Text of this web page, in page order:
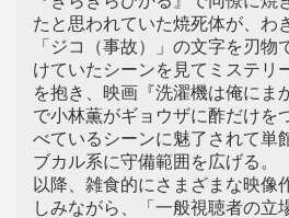
たと思われていた焼死体が、わ
「ジコ（事故）」の文字を刃物
けていたシーンを見てミステリ
を抱き、映画『洗濯機は俺にま
で小林薫がギョウザに酢だけを
べているシーンに魅了されて単
ブカル系に守備範囲を広げる。
以降、雑食的にさまざまな映像
しみながら、「一般視聴者の立